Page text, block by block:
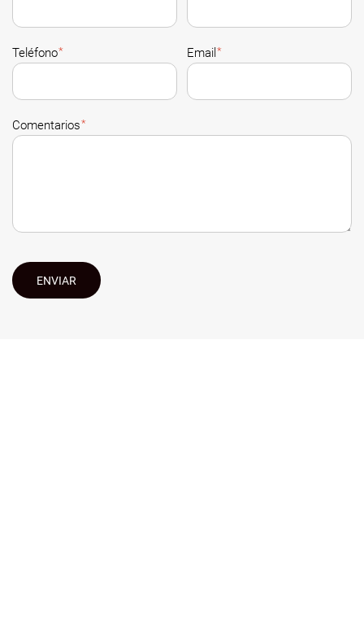
Teléfono* Email *
Comentarios*
ENVIAR